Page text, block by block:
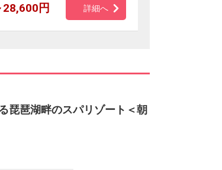
円 詳細へ
琵琶湖畔のスパリゾート＜朝